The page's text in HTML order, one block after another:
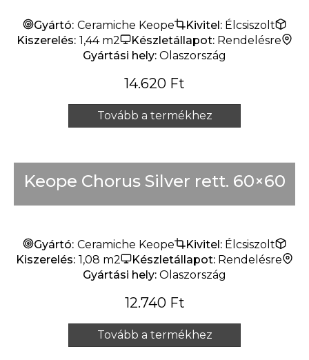
Gyártó: Ceramiche Keope Kivitel: Élcsiszolt
Kiszerelés: 1,44 m2 Készletállapot: Rendelésre
Gyártási hely: Olaszország
14.620 Ft
Tovább a termékhez
Keope Chorus Silver rett. 60×60
Gyártó: Ceramiche Keope Kivitel: Élcsiszolt
Kiszerelés: 1,08 m2 Készletállapot: Rendelésre
Gyártási hely: Olaszország
12.740 Ft
Tovább a termékhez